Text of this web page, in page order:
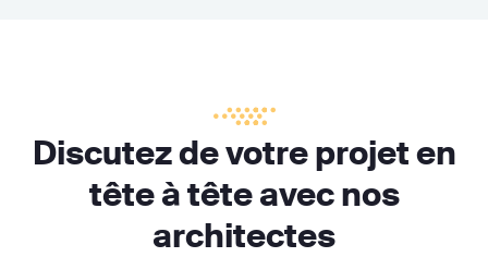
Discutez de votre projet en
tête à tête avec nos
architectes